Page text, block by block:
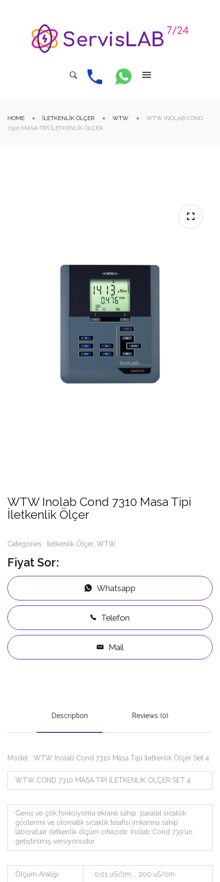
HOME İLETKENLIK ÖLÇER WTW
WTW INOLAB COND
7310 MASA TIPI İLETKENLIK ÖLÇER
WTW Inolab Cond 7310 Masa Tipi
İletkenlik Ölçer
Categories: İletkenlik Ölçer WTW
Fiyat Sor:
Whatsapp
Telefon
Mail
Description Reviews (0)
Model : WTW Inolab Cond 7310 Masa Tipi İletkenlik Ölçer Set 4
WTW COND 7310 MASA TİPİ İLETKENLİK ÖLÇER SET 4
Geniş ve çok fonksiyonlu ekrana sahip, paralel sıcaklık
gösterimi ve otomatik sıcaklık telafisi imkanına sahip
laboratuar iletkenlik ölçüm cihazıdır. Inolab Cond 730’un
geliştirilmiş versiyonudur.
Ölçüm Aralığı : 0,01 uS/cm … 200 uS/cm